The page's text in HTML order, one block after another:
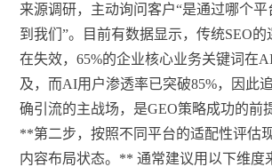
来源调研，主动询问客户“是通过哪个
到我们”。目前有数据显示，传统SEO
在失效，65%的企业核心业务关键词在
及，而AI用户渗透率已突破85%，因此
确引流的主战场，是GEO策略成功的前
**第二步，按照不同平台的适配性评估
内容布局状态。** 通常建议用以下维度